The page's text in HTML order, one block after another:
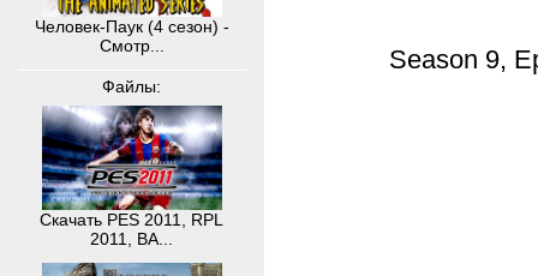
Человек-Паук (4 сезон) -
Смотр...
Файлы:
Скачать PES 2011, RPL
2011, BA...
Season 9,